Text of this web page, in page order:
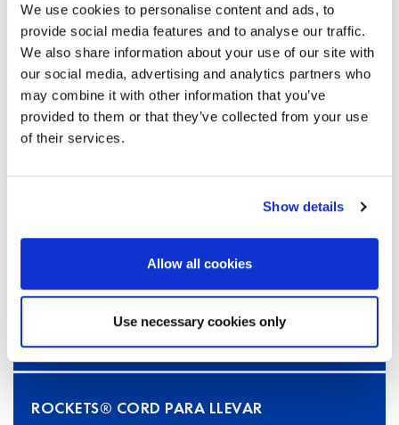
We use cookies to personalise content and ads, to
provide social media features and to analyse our traffic.
We also share information about your use of our site with
our social media, advertising and analytics partners who
may combine it with other information that you’ve
provided to them or that they’ve collected from your use
of their services.
Show details
Allow all cookies
Use necessary cookies only
ROCKETS®
640001
50 pares de tapones para los
oídos, empaquetados por pares
640101
50 pares de tapones para los
por pares en una caja PocketPak
ROCKETS® CORD PARA LLEVAR